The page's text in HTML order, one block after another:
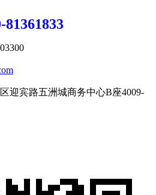
81361833
迎宾路五洲城商务中心B座4009-